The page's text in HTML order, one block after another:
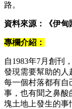
路。
資料來源：《伊甸
專欄介紹：
自1983年7月創刊
發現需要幫助的人
每一個村落都有自
事，也有聞之鼻酸
塊土地上發生的事